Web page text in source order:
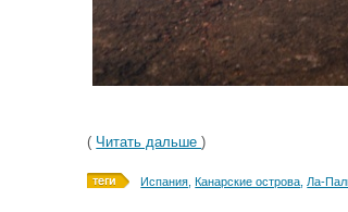
( Читать дальше)
Испания ,Канарские острова Ла-